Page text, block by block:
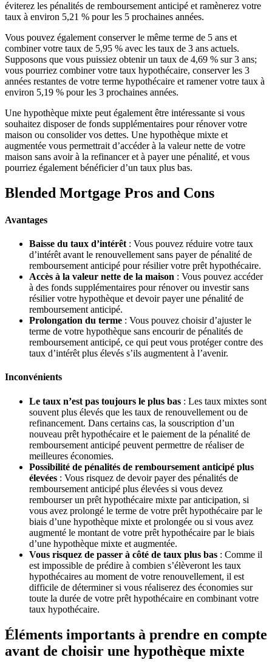
éviterez les pénalités de remboursement anticipé et ramènerez votre
taux à environ 5,21 % pour les 5 prochaines années.
Vous pouvez également conserver le même terme de 5 ans et
combiner votre taux de 5,95 % avec les taux de 3 ans actuels.
Supposons que vous puissiez obtenir un taux de 4,69 % sur 3 ans;
vous pourriez combiner votre taux hypothécaire, conserver les 3
années restantes de votre terme hypothécaire et ramener votre taux à
environ 5,19 % pour les 3 prochaines années.
Une hypothèque mixte peut également être intéressante si vous
souhaitez disposer de fonds supplémentaires pour rénover votre
maison ou consolider vos dettes. Une hypothèque mixte et
augmentée vous permettrait d’accéder à la valeur nette de votre
maison sans avoir à la refinancer et à payer une pénalité, et vous
pourriez également bénéficier d’un taux plus bas.
Blended Mortgage Pros and Cons
Avantages
Baisse du taux d’intérêt : Vous pouvez réduire votre taux
d’intérêt avant le renouvellement sans payer de pénalité de
remboursement anticipé pour résilier votre prêt hypothécaire.
Accès à la valeur nette de la maison : Vous pouvez accéder
à des fonds supplémentaires pour rénover ou investir sans
résilier votre hypothèque et devoir payer une pénalité de
remboursement anticipé.
Prolongation du terme : Vous pouvez choisir d’ajuster le
terme de votre hypothèque sans encourir de pénalités de
remboursement anticipé, ce qui peut vous protéger contre des
taux d’intérêt plus élevés s’ils augmentent à l’avenir.
Inconvénients
Le taux n’est pas toujours le plus bas : Les taux mixtes sont
souvent plus élevés que les taux de renouvellement ou de
refinancement. Dans certains cas, la souscription d’un
nouveau prêt hypothécaire et le paiement de la pénalité de
remboursement anticipé peuvent permettre de réaliser de
meilleures économies.
Possibilité de pénalités de remboursement anticipé plus
élevées : Vous risquez de devoir payer des pénalités de
remboursement anticipé plus élevées si vous devez
rembourser un prêt hypothécaire mixte par anticipation, si
vous avez prolongé le terme de votre prêt hypothécaire par le
biais d’une hypothèque mixte et prolongée ou si vous avez
augmenté le montant de votre prêt hypothécaire par le biais
d’une hypothèque mixte et augmentée.
Vous risquez de passer à côté de taux plus bas : Comme il
est impossible de prédire à combien s’élèveront les taux
hypothécaires au moment de votre renouvellement, il est
difficile de déterminer si vous réaliserez des économies sur
toute la durée de votre prêt hypothécaire en combinant votre
taux hypothécaire.
Éléments importants à prendre en compte
avant de choisir une hypothèque mixte